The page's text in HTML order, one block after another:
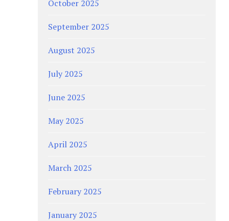
October 2025
September 2025
August 2025
July 2025
June 2025
May 2025
April 2025
March 2025
February 2025
January 2025